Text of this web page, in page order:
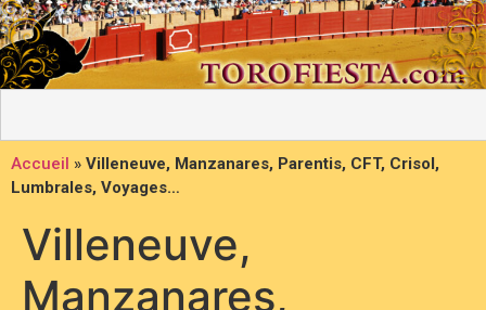
Accueil » Villeneuve, Manzanares, Parentis, CFT, Crisol,
Lumbrales, Voyages…
Villeneuve,
Manzanares,